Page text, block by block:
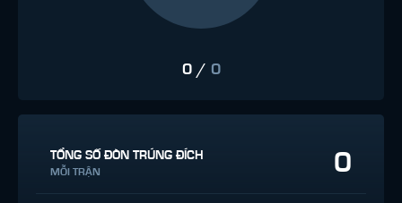
0/ 0
TỔNG SỐ ĐÒN TRÚNG ĐÍCH
MỖI TRẬN 0